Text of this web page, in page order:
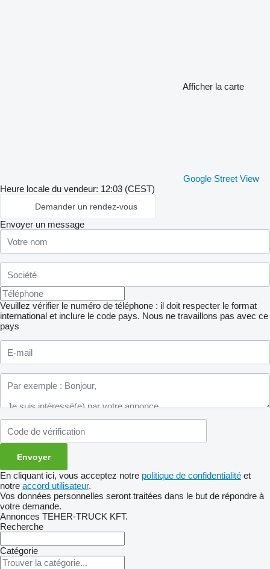
Afficher la carte
Google Street View
Heure locale du vendeur: 12:03 (CEST)
Demander un rendez-vous
Envoyer un message
Veuillez vérifier le numéro de téléphone : il doit respecter le format
international et inclure le code pays. Nous ne travaillons pas avec ce
pays
En cliquant ici, vous acceptez notre politique de confidentialité et
notre accord utilisateur.
Vos données personnelles seront traitées dans le but de répondre à
votre demande.
Annonces TEHER-TRUCK KFT.
Recherche
Catégorie